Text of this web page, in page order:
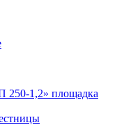
1,2» площадка